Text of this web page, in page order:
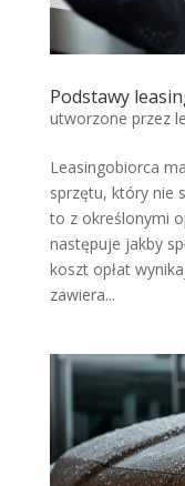
Podstawy
utworzone przez
Leasingobiorca
sprzętu, który nie
to z określonymi
następuje jakby
koszt opłat
zawiera...